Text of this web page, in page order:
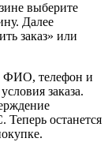
выберите
Далее
заказ» или
ФИО, телефон и
заказа.
останется